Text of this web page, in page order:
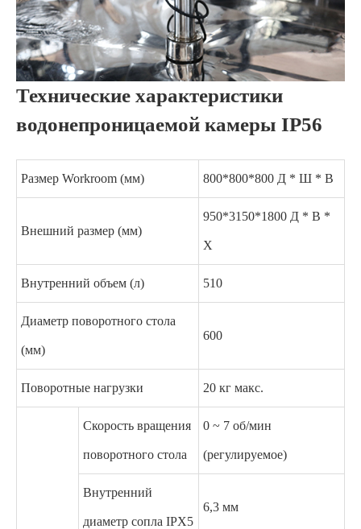
Технические характеристики
водонепроницаемой камеры IP56
Размер Workroom (мм) 800*800*800 Д * Ш * В
Внешний размер (мм)
950*3150*1800 Д * В *
Х
Внутренний объем (л) 510
Диаметр поворотного стола
(мм)
600
Поворотные нагрузки 20 кг макс.
Скорость вращения
поворотного стола
0 ~ 7 об/мин
(регулируемое)
Внутренний
диаметр сопла IPX5
6,3 мм